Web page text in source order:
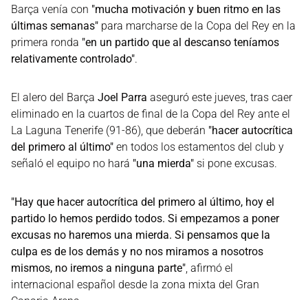
Barça venía con "mucha motivación y buen ritmo en las
últimas semanas" para marcharse de la Copa del Rey en la
primera ronda "en un partido que al descanso teníamos
relativamente controlado".
El alero del Barça Joel Parra aseguró este jueves, tras caer
eliminado en la cuartos de final de la Copa del Rey ante el
La Laguna Tenerife (91-86), que deberán "hacer autocrítica
del primero al último" en todos los estamentos del club y
señaló el equipo no hará "una mierda" si pone excusas.
"Hay que hacer autocrítica del primero al último, hoy el
partido lo hemos perdido todos. Si empezamos a poner
excusas no haremos una mierda. Si pensamos que la
culpa es de los demás y no nos miramos a nosotros
mismos, no iremos a ninguna parte" , afirmó el
internacional español desde la zona mixta del Gran